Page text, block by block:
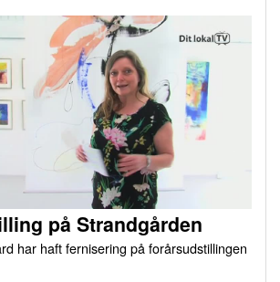
på Strandgården
har haft fernisering på forårsudstillingen